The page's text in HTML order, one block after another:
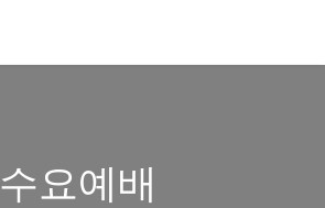
수요예배